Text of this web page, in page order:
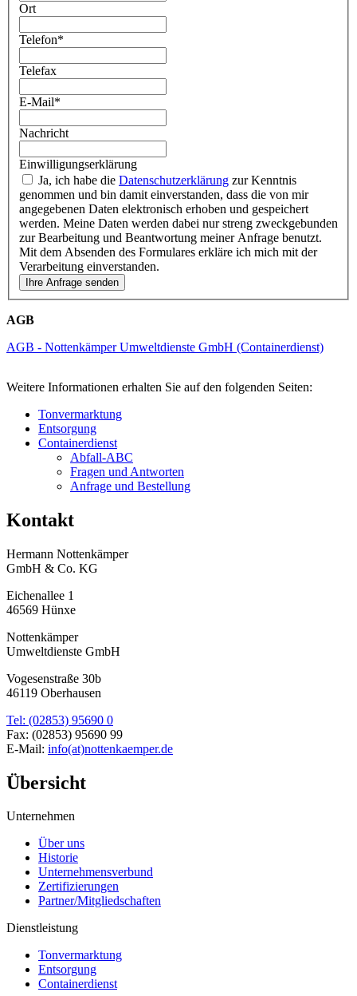
Ort
Telefon*
Telefax
E-Mail*
Nachricht
Einwilligungserklärung
Ja, ich habe die Datenschutzerklärung zur Kenntnis
genommen und bin damit einverstanden, dass die von mir
angegebenen Daten elektronisch erhoben und gespeichert
werden. Meine Daten werden dabei nur streng zweckgebunden
zur Bearbeitung und Beantwortung meiner Anfrage benutzt.
Mit dem Absenden des Formulares erkläre ich mich mit der
Verarbeitung einverstanden.
AGB
AGB - Nottenkämper Umweltdienste GmbH (Containerdienst)
Weitere Informationen erhalten Sie auf den folgenden Seiten:
Tonvermarktung
Entsorgung
Containerdienst
Abfall-ABC
Fragen und Antworten
Anfrage und Bestellung
Kontakt
Hermann Nottenkämper
GmbH & Co. KG
Eichenallee 1
46569 Hünxe
Nottenkämper
Umweltdienste GmbH
Vogesenstraße 30b
46119 Oberhausen
Tel: (02853) 95690 0
Fax: (02853) 95690 99
E-Mail: info(at)nottenkaemper.de
Übersicht
Unternehmen
Über uns
Historie
Unternehmensverbund
Zertifizierungen
Partner/Mitgliedschaften
Dienstleistung
Tonvermarktung
Entsorgung
Containerdienst